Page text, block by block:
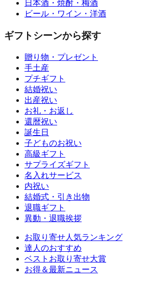
日本酒・焼酎・梅酒
ビール・ワイン・洋酒
ギフトシーンから探す
贈り物・プレゼント
手土産
プチギフト
結婚祝い
出産祝い
お礼・お返し
還暦祝い
誕生日
子どものお祝い
高級ギフト
サプライズギフト
名入れサービス
内祝い
結婚式・引き出物
退職ギフト
異動・退職挨拶
お取り寄せ人気ランキング
達人のおすすめ
ベストお取り寄せ大賞
お得＆最新ニュース